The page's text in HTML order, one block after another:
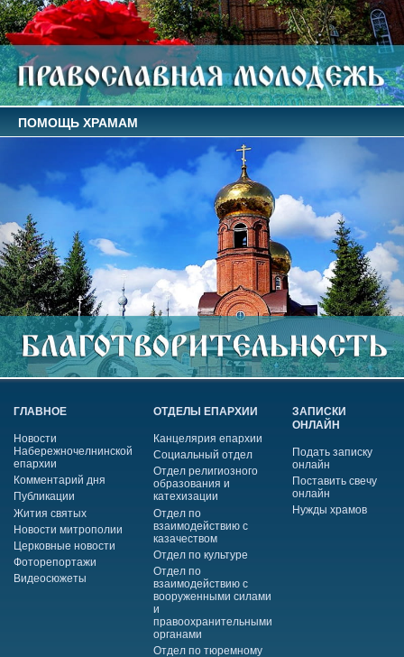
ПОМОЩЬ ХРАМАМ
ГЛАВНОЕ
Новости
Набережночелнинской
епархии
Комментарий дня
Публикации
Жития святых
Новости митрополии
Церковные новости
Фоторепортажи
Видеосюжеты
ОТДЕЛЫ ЕПАРХИИ
Канцелярия епархии
Социальный отдел
Отдел религиозного
образования и
катехизации
Отдел по
взаимодействию с
казачеством
Отдел по культуре
Отдел по
взаимодействию с
вооруженными силами
и
правоохранительными
органами
Отдел по тюремному
ЗАПИСКИ
ОНЛАЙН
Подать записку
онлайн
Поставить свечу
онлайн
Нужды храмов